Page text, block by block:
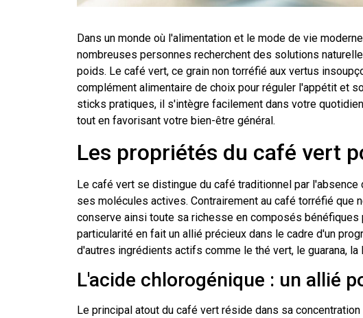
Dans un monde où l'alimentation et le mode de vie
nombreuses personnes recherchent des solutions
poids. Le café vert, ce grain non torréfié aux vertus
complément alimentaire de choix pour réguler l'appétit et
sticks pratiques, il s'intègre facilement dans votre
tout en favorisant votre bien-être général.
Les propriétés du café vert
Le café vert se distingue du café traditionnel par
ses molécules actives. Contrairement au café torréfié que
conserve ainsi toute sa richesse en composés
particularité en fait un allié précieux dans le cadre d'un
d'autres ingrédients actifs comme le thé vert, le guarana, la
L'acide chlorogénique : un allié
Le principal atout du café vert réside dans sa